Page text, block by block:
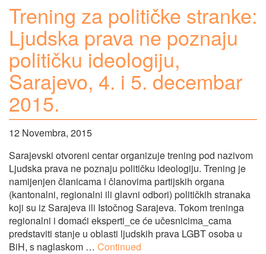
Trening za političke stranke:
Ljudska prava ne poznaju
političku ideologiju,
Sarajevo, 4. i 5. decembar
2015.
12 Novembra, 2015
Sarajevski otvoreni centar organizuje trening pod nazivom
Ljudska prava ne poznaju političku ideologiju. Trening je
namijenjen članicama i članovima partijskih organa
(kantonalni, regionalni ili glavni odbori) političkih stranaka
koji su iz Sarajeva ili Istočnog Sarajeva. Tokom treninga
regionalni i domaći eksperti_ce će učesnicima_cama
predstaviti stanje u oblasti ljudskih prava LGBT osoba u
BiH, s naglaskom … Continued